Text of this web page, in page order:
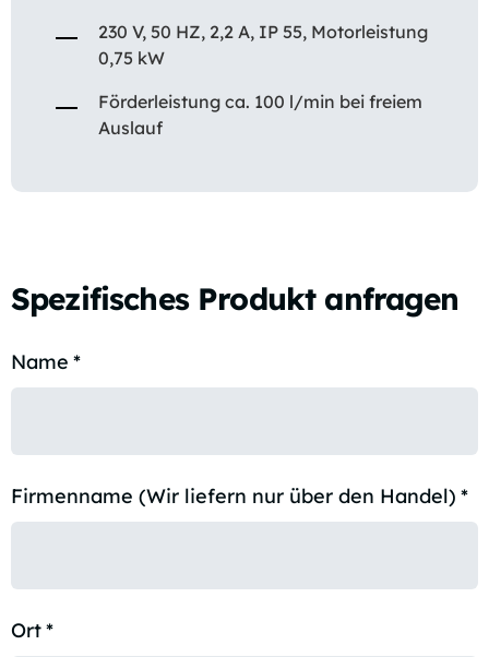
230 V, 50 HZ, 2,2 A, IP 55, Motorleistung
0,75 kW
Förderleistung ca. 100 l/min bei freiem
Auslauf
Spezifisches Produkt anfragen
Name *
Firmenname (Wir liefern nur über den Handel) *
Ort*